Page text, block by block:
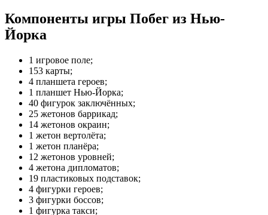
Компоненты игры Побег из Нью-
Йорка
1 игровое поле;
153 карты;
4 планшета героев;
1 планшет Нью-Йорка;
40 фигурок заключённых;
25 жетонов баррикад;
14 жетонов окраин;
1 жетон вертолёта;
1 жетон планёра;
12 жетонов уровней;
4 жетона дипломатов;
19 пластиковых подставок;
4 фигурки героев;
3 фигурки боссов;
1 фигурка такси;